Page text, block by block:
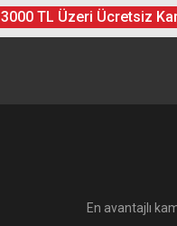
3000 TL Üzeri Ücretsiz
En avantajlı